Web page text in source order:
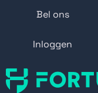
Bel ons
Inloggen